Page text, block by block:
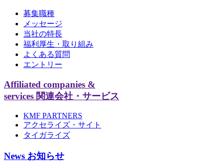
募集職種
メッセージ
当社の特長
福利厚生・取り組み
よくある質問
エントリー
Affiliated companies &
services 関連会社・サービス
KMF PARTNERS
アクセライズ・サイト
タイガライズ
News お知らせ